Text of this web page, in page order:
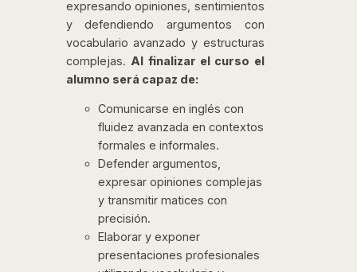
expresando opiniones, sentimientos
y defendiendo argumentos con
vocabulario avanzado y estructuras
complejas. Al finalizar el curso el
alumno será capaz de:
Comunicarse en inglés con
fluidez avanzada en contextos
formales e informales.
Defender argumentos,
expresar opiniones complejas
y transmitir matices con
precisión.
Elaborar y exponer
presentaciones profesionales